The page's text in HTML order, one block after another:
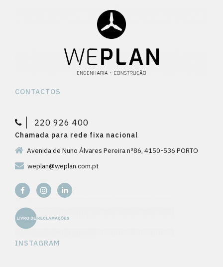
CONTACTOS
220 926 400
Chamada para rede fixa nacional
Avenida de Nuno Álvares Pereira nº86, 4150-536 PORTO
weplan@weplan.com.pt
INSTAGRAM